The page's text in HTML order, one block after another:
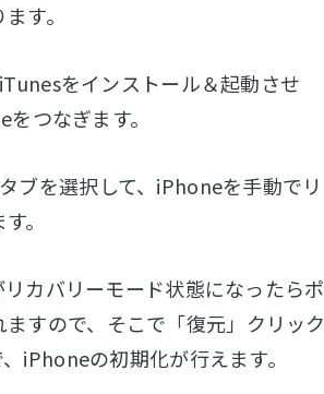
す。
をインストール＆起動させ
つなぎます。
ブを選択して、iPhoneを手動でリ
。
カバリーモード状態になったらポ
すので、そこで「復元」クリック
iPhoneの初期化が行えます。